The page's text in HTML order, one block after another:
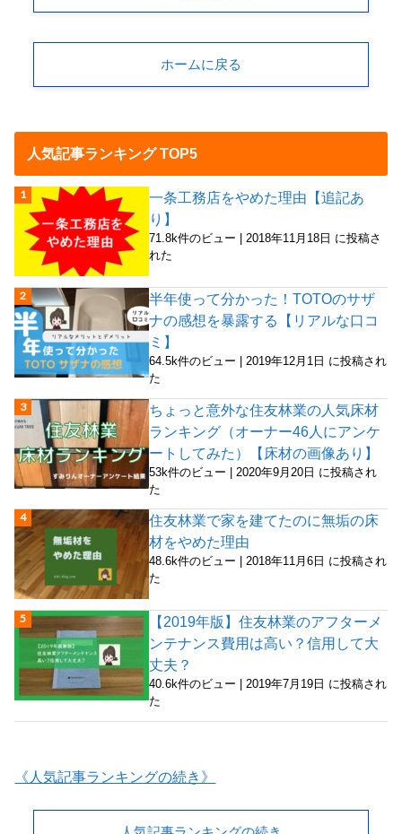
ホームに戻る
人気記事ランキング TOP5
一条工務店をやめた理由【追記あ
り】
71.8k件のビュー
2018年11月18日 に投稿さ
れた
半年使って分かった！TOTOのサザ
ナの感想を暴露する【リアルな口コ
ミ】
64.5k件のビュー |2019年12月1日 に投稿され
た
ちょっと意外な住友林業の人気床材
ランキング（オーナー46人にアンケ
ートしてみた）【床材の画像あり】
53k件のビュー | 2020年9月20日 に投稿され
た
住友林業で家を建てたのに無垢の床
材をやめた理由
48.6k件のビュー |2018年11月6日 に投稿され
た
【2019年版】住友林業のアフターメ
ンテナンス費用は高い？信用して大
丈夫？
40.6k件のビュー |2019年7月19日 に投稿され
た
《人気記事ランキングの続き》